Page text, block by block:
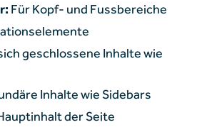
Für Kopf- und Fussbereiche
geschlossene Inhalte wie
Inhalte wie Sidebars
der Seite